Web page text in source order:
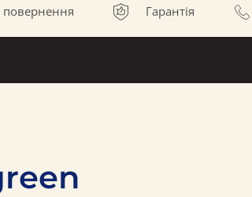
повернення Гарантія